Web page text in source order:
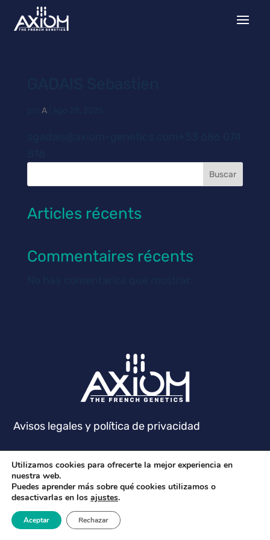
A|
Buscar
Articles récents
Commentaires récents
Avisos legales y política de privacidad
Utilizamos cookies para ofrecerte la mejor experiencia en
nuestra web.
Puedes aprender más sobre qué cookies utilizamos o
desactivarlas en los ajustes.
Aceptar Rechazar